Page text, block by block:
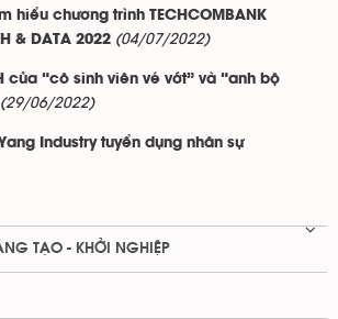
hiểu chương trình TECHCOMBANK
& DATA 2022 (04/07/2022)
của “cô sinh viên vé vớt” và “anh bộ
(29/06/2022)
Industry tuyển dụng nhân sự
TẠO - KHỞI NGHIỆP